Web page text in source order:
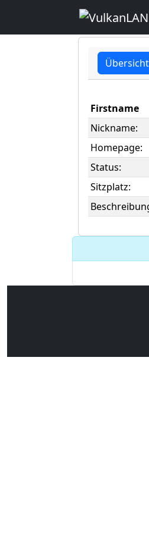
user -
Übersicht
Firstname
Nickname:
Homepage:
Status:
Sitzplatz: